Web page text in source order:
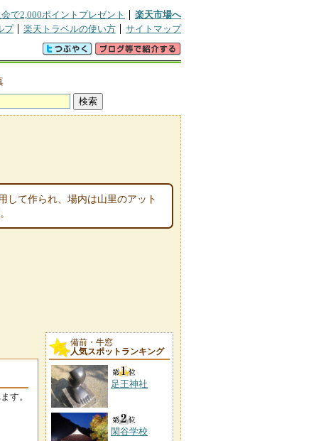
で2,000ポイントプレゼント
楽天市場へ
プ 楽天トラベルの使い方 サイトマップ
して作られ、場内は山里のアット
す。
備前・牛窓
人気スポットランキング
足王神社
閑谷学校